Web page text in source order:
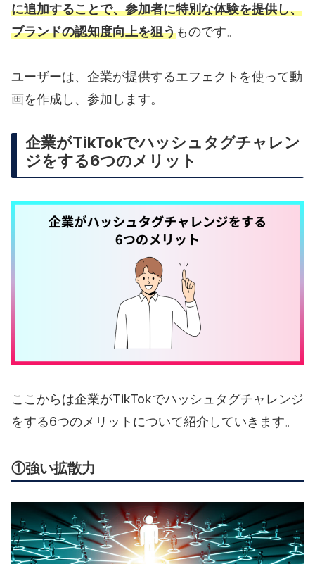
に追加することで、参加者に特別な体験を提供し、
ブランドの認知度向上を狙うものです。
ユーザーは、企業が提供するエフェクトを使って動
画を作成し、参加します。
企業がTikTokでハッシュタグチャレン
ジをする6つのメリット
ここからは企業がTikTokでハッシュタグチャレンジ
をする6つのメリットについて紹介していきます。
①強い拡散力